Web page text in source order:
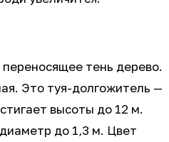
тень дерево.
Это туя-долгожитель —
высоты до 12 м.
до 1,3 м. Цвет